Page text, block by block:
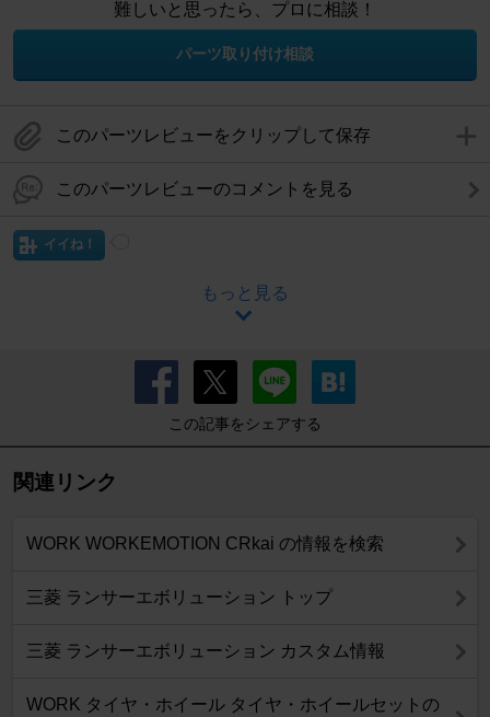
難しいと思ったら、プロに相談！
パーツ取り付け相談
このパーツレビューをクリップして保存
このパーツレビューのコメントを見る
イイね！
もっと見る
この記事をシェアする
関連リンク
WORK WORKEMOTION CRkai の情報を検索
三菱 ランサーエボリューション トップ
三菱 ランサーエボリューション カスタム情報
WORK タイヤ・ホイール タイヤ・ホイールセットの